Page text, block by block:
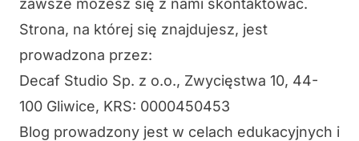
zawsze możesz się z nami skontaktować.
Strona, na której się znajdujesz, jest
prowadzona przez:
Decaf Studio Sp. z o.o., Zwycięstwa 10, 44-
100 Gliwice, KRS: 0000450453
Blog prowadzony jest w celach edukacyjnych i